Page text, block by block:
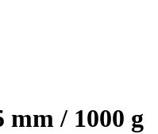
/ 1000 g